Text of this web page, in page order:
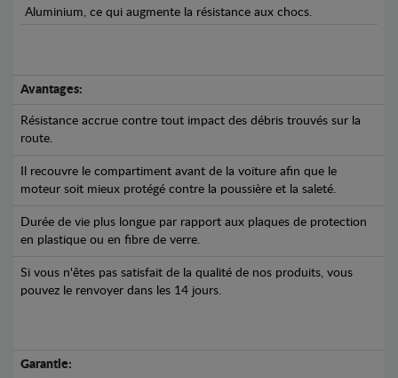
Aluminium, ce qui augmente la résistance aux chocs.
Avantages:
Résistance accrue contre tout impact des débris trouvés sur la
route.
Il recouvre le compartiment avant de la voiture afin que le
moteur soit mieux protégé contre la poussière et la saleté.
Durée de vie plus longue par rapport aux plaques de protection
en plastique ou en fibre de verre.
Si vous n'êtes pas satisfait de la qualité de nos produits, vous
pouvez le renvoyer dans les 14 jours.
Garantie: